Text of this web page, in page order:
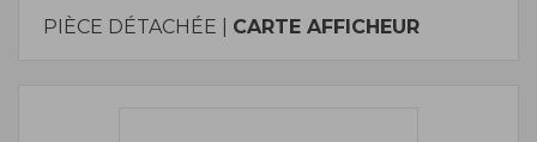
PIÈCE DÉTACHÉE | CARTE AFFICHEUR